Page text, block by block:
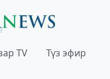
TV Түз эфир